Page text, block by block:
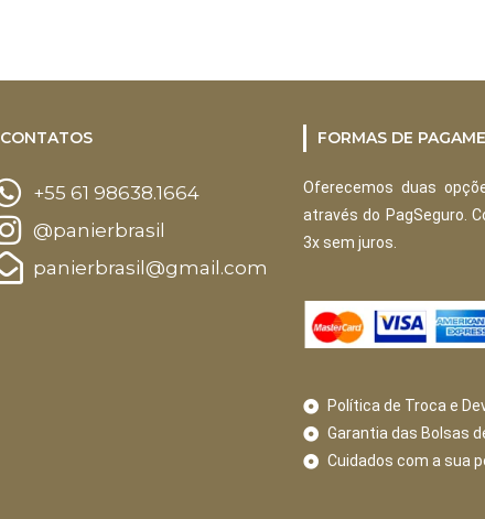
CONTATOS
+55 61 98638.1664
@panierbrasil
panierbrasil@gmail.com
FORMAS DE
Oferecemos duas
através do PagSeguro.
3x sem juros.
Política de Troca e
Garantia das Bolsas
Cuidados com a sua